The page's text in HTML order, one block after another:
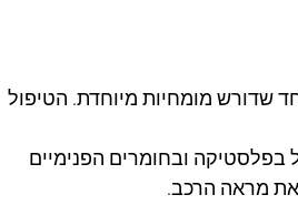
שדורש מומחיות מיוחדת. הטיפול
ובחומרים הפנימיים
מראה הרכב.